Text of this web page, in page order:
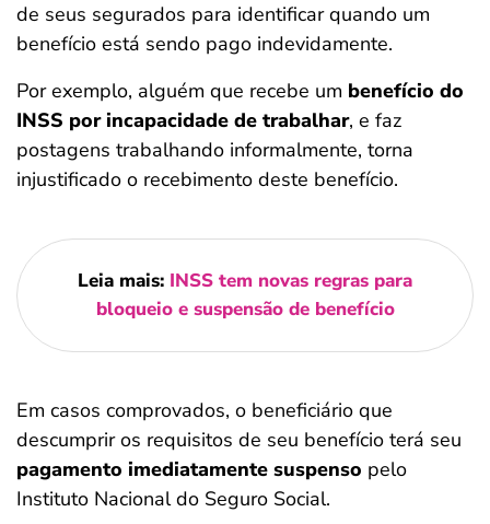
de seus segurados para identificar quando um
benefício está sendo pago indevidamente.
Por exemplo, alguém que recebe um benefício do
INSS por incapacidade de trabalhar, e faz
postagens trabalhando informalmente, torna
injustificado o recebimento deste benefício.
Leia mais: INSS tem novas regras para
bloqueio e suspensão de benefício
Em casos comprovados, o beneficiário que
descumprir os requisitos de seu benefício terá seu
pagamento imediatamente suspenso pelo
Instituto Nacional do Seguro Social.